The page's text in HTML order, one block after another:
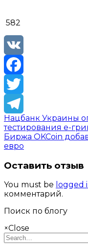
582
VK
Facebook
Twitter
Telegram
Нацбанк Украины
тестирования е-
Биржа OKCoin
евро
Оставить отзыв
You must be logged
комментарий.
Поиск по блогу
×Close